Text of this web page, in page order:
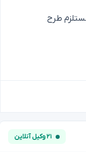
طرح
۲۱ وکیل آنلاین